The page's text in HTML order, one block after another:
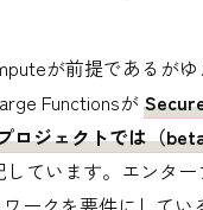
が前提であるが
Functionsが
ロジェクトでは（
ています。エンタ